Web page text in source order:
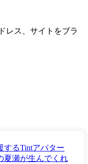
レス、サイトをブラ
するTintアバター
夏瀬が生んでくれ